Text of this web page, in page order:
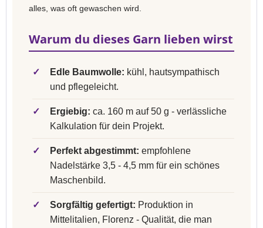
alles, was oft gewaschen wird.
Warum du dieses Garn lieben wirst
✓ Edle Baumwolle: kühl, hautsympathisch
und pflegeleicht.
✓ Ergiebig: ca. 160 m auf 50 g - verlässliche
Kalkulation für dein Projekt.
✓ Perfekt abgestimmt: empfohlene
Nadelstärke 3,5 - 4,5 mm für ein schönes
Maschenbild.
✓ Sorgfältig gefertigt: Produktion in
Mittelitalien, Florenz - Qualität, die man